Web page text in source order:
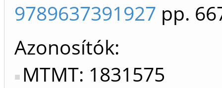
9789637391927 pp.
Azonosítók
MTMT: 1831575